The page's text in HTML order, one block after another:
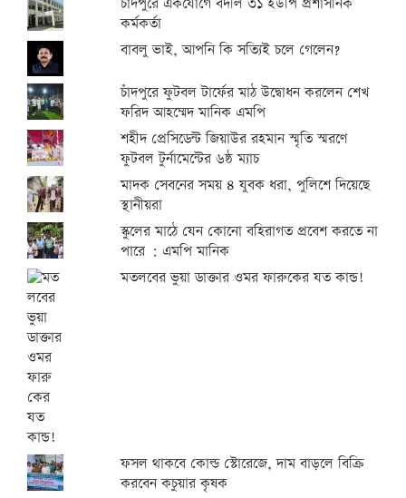
কর্মকর্তা
বাবলু ভাই, আপনি কি সত্যিই চলে গেলেন?
চাঁদপুরে ফুটবল টার্ফের মাঠ উদ্বোধন করলেন শেখ
ফরিদ আহম্মেদ মানিক এমপি
শহীদ প্রেসিডেন্ট জিয়াউর রহমান স্মৃতি স্মরণে
ফুটবল টুর্নামেন্টের ৬ষ্ঠ ম্যাচ
মাদক সেবনের সময় ৪ যুবক ধরা, পুলিশে দিয়েছে
স্থানীয়রা
স্কুলের মাঠে যেন কোনো বহিরাগত প্রবেশ করতে না
পারে : এমপি মানিক
মতলবের ভুয়া ডাক্তার ওমর ফারুকের যত কান্ড!
ফসল থাকবে কোল্ড স্টোরেজে, দাম বাড়লে বিক্রি
করবেন কচুয়ার কৃষক